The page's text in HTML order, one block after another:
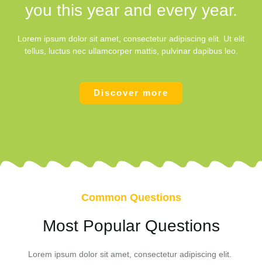
you this year and every year.
Lorem ipsum dolor sit amet, consectetur adipiscing elit. Ut elit
tellus, luctus nec ullamcorper mattis, pulvinar dapibus leo.
Discover more
Common Questions
Most Popular Questions
Lorem ipsum dolor sit amet, consectetur adipiscing elit.